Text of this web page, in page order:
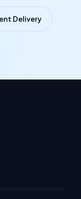
Delivery